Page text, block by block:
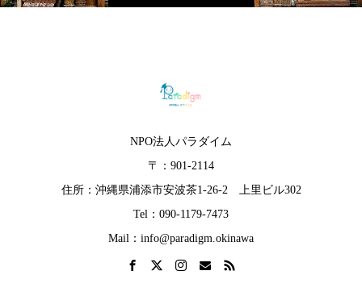
NPO法人パラダイム
〒：901-2114
住所：沖縄県浦添市安波茶1-26-2 上里ビル302
Tel：090-1179-7473
Mail：info@paradigm.okinawa